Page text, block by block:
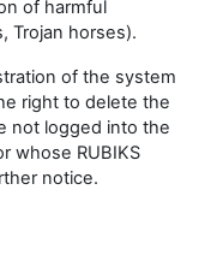
of harmful
Trojan horses).
of the system
right to delete the
not logged into the
whose RUBIKS
notice.